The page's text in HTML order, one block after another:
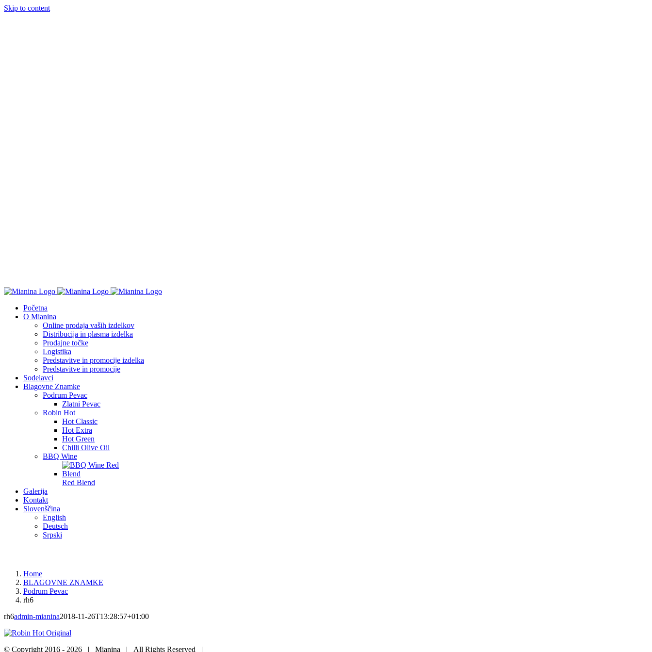
Skip to content
Početna
O Mianina
Online prodaja vaših izdelkov
Distribucija in plasma izdelka
Prodajne točke
Logistika
Predstavitve in promocije izdelka
Predstavitve in promocije
Sodelavci
Blagovne Znamke
Podrum Pevac
Zlatni Pevac
Robin Hot
Hot Classic
Hot Extra
Hot Green
Chilli Olive Oil
BBQ Wine
Red Blend
Galerija
Kontakt
Slovenščina
English
Deutsch
Srpski
Home
BLAGOVNE ZNAMKE
Podrum Pevac
rh6
rh6admin-mianina2018-11-26T13:28:57+01:00
© Copyright 2016 - 2026 | Mianina | All Rights Reserved |